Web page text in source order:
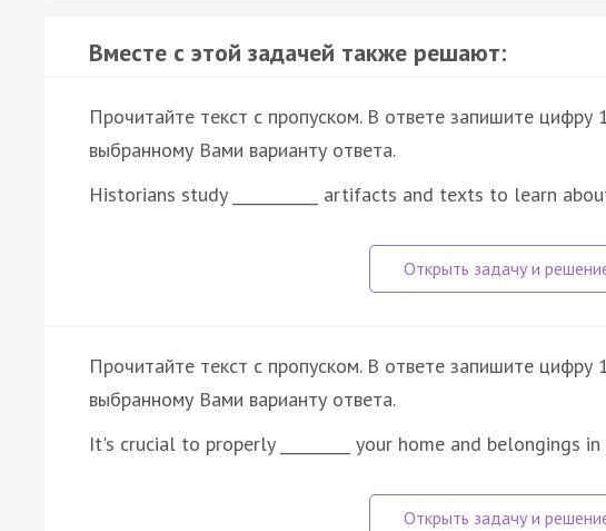
Вместе с этой задачей также решают:
Прочитайте текст с пропуском. В ответе запишите
выбранному Вами варианту ответа.
Historians study ___________ artifacts and texts to learn
Прочитайте текст с пропуском. В ответе запишите
выбранному Вами варианту ответа.
It's crucial to properly _________ your home and belongings